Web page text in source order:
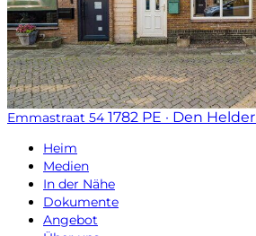
Emmastraat 54 1782 PE · Den Helder
Heim
Medien
In der Nähe
Dokumente
Angebot